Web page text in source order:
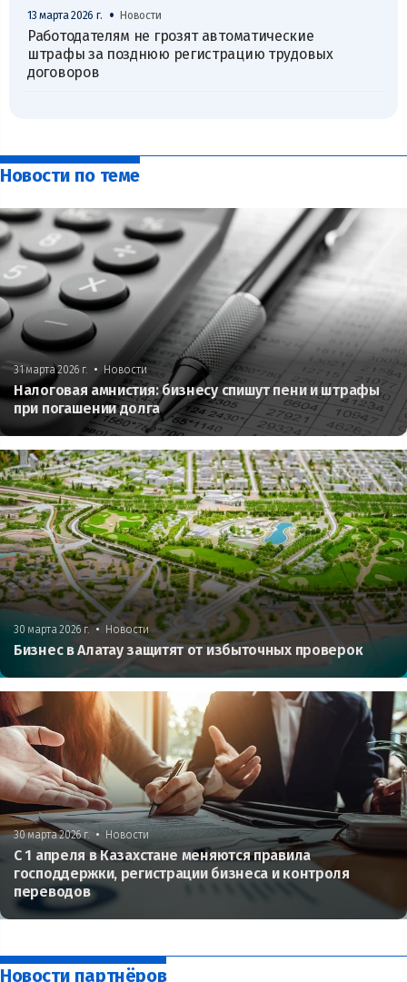
13 марта 2026 г. • Новости
Работодателям не грозят автоматические
штрафы за позднюю регистрацию трудовых
договоров
Новости по теме
31 марта 2026 г. • Новости
Налоговая амнистия: бизнесу спишут пени и штрафы
при погашении долга
30 марта 2026 г. • Новости
Бизнес в Алатау защитят от избыточных проверок
30 марта 2026 г. • Новости
С 1 апреля в Казахстане меняются правила
господдержки, регистрации бизнеса и контроля
переводов
Новости партнёров